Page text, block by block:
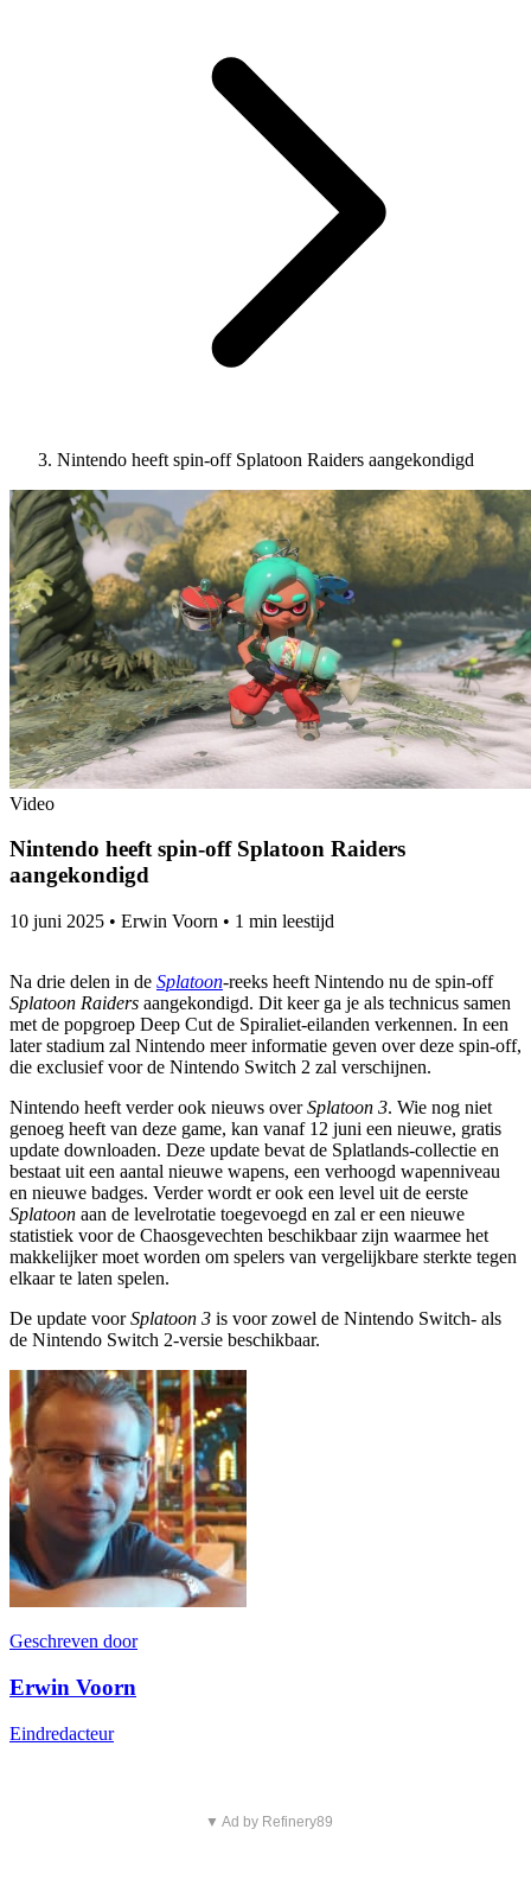
Nintendo heeft spin-off Splatoon Raiders aangekondigd
Video
Nintendo heeft spin-off Splatoon Raiders
aangekondigd
10 juni 2025 • Erwin Voorn • 1 min leestijd
Na drie delen in de Splatoon-reeks heeft Nintendo nu de spin-off
Splatoon Raiders aangekondigd. Dit keer ga je als technicus samen
met de popgroep Deep Cut de Spiraliet-eilanden verkennen. In een
later stadium zal Nintendo meer informatie geven over deze spin-off,
die exclusief voor de Nintendo Switch 2 zal verschijnen.
Nintendo heeft verder ook nieuws overSplatoon 3. Wie nog niet
genoeg heeft van deze game, kan vanaf 12 juni een nieuwe, gratis
update downloaden. Deze update bevat de Splatlands-collectie en
bestaat uit een aantal nieuwe wapens, een verhoogd wapenniveau
en nieuwe badges. Verder wordt er ook een level uit de eerste
Splatoon aan de levelrotatie toegevoegd en zal er een nieuwe
statistiek voor de Chaosgevechten beschikbaar zijn waarmee het
makkelijker moet worden om spelers van vergelijkbare sterkte tegen
elkaar te laten spelen.
De update voorSplatoon 3 is voor zowel de Nintendo Switch- als
de Nintendo Switch 2-versie beschikbaar.
Geschreven door
Erwin Voorn
Eindredacteur
▼ Ad by Refinery89